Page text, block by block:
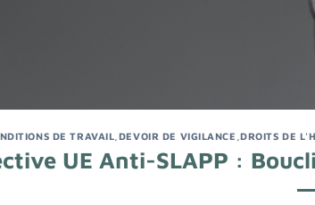
DE TRAVAIL DEVOIR DE VIGILANCE ,DROITS DE
UE Anti-SLAPP :